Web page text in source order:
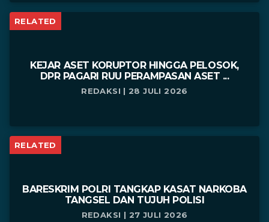
RELATED
KEJAR ASET KORUPTOR HINGGA PELOSOK,
DPR PAGARI RUU PERAMPASAN ASET ...
REDAKSI | 28 JULI 2026
RELATED
BARESKRIM POLRI TANGKAP KASAT NARKOBA
TANGSEL DAN TUJUH POLISI
REDAKSI | 27 JULI 2026